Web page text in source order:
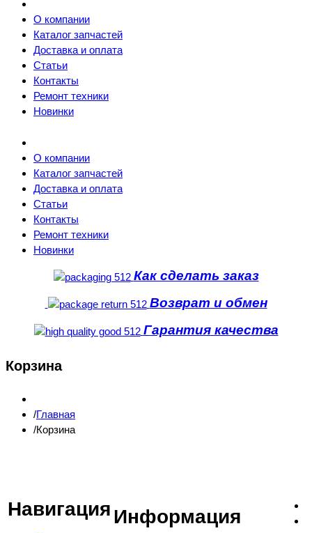
О компании
Каталог запчастей
Доставка и оплата
Статьи
Контакты
Ремонт техники
Новинки
О компании
Каталог запчастей
Доставка и оплата
Статьи
Контакты
Ремонт техники
Новинки
Как сделать заказ
Возврат и обмен
Гарантия качества
Корзина
Главная
Корзина
НавигацияИнформация